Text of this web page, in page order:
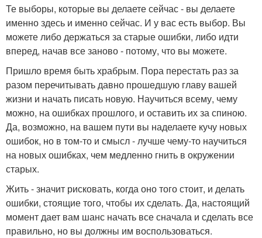
Те выборы, которые вы делаете сейчас - вы делаете
именно здесь и именно сейчас. И у вас есть выбор. Вы
можете либо держаться за старые ошибки, либо идти
вперед, начав все заново - потому, что вы можете.
Пришло время быть храбрым. Пора перестать раз за
разом перечитывать давно прошедшую главу вашей
жизни и начать писать новую. Научиться всему, чему
можно, на ошибках прошлого, и оставить их за спиною.
Да, возможно, на вашем пути вы наделаете кучу новых
ошибок, но в том-то и смысл - лучше чему-то научиться
на новых ошибках, чем медленно гнить в окружении
старых.
Жить - значит рисковать, когда оно того стоит, и делать
ошибки, стоящие того, чтобы их сделать. Да, настоящий
момент дает вам шанс начать все сначала и сделать все
правильно, но вы должны им воспользоваться.